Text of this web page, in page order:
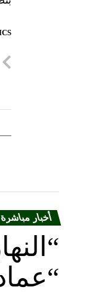
أخبار مباشرة
“عماد 4” مأخوذة من